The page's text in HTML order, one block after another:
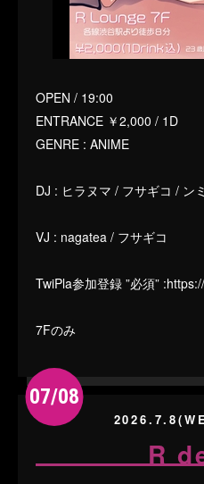
OPEN / 19:00
ENTRANCE ￥2,000 / 1D
GENRE : ANIME
DJ : ヒラヌマ / フサギコ / ン
VJ : nagatea / フサギコ
TwiPla参加登録 ”必須” :
7Fのみ
07/08
R